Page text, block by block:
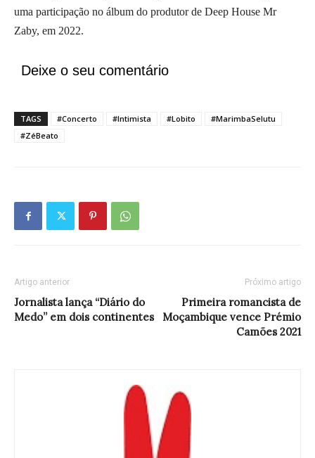
uma participação no álbum do produtor de Deep House Mr
Zaby, em 2022.
Deixe o seu comentário
TAGS #Concerto #Intimista #Lobito
#MarimbaSelutu
#ZéBeato
Artigo anterior
Jornalista lança “Diário do
Medo” em dois continentes
Próximo artigo
Primeira romancista de
Moçambique vence Prémio
Camões 2021